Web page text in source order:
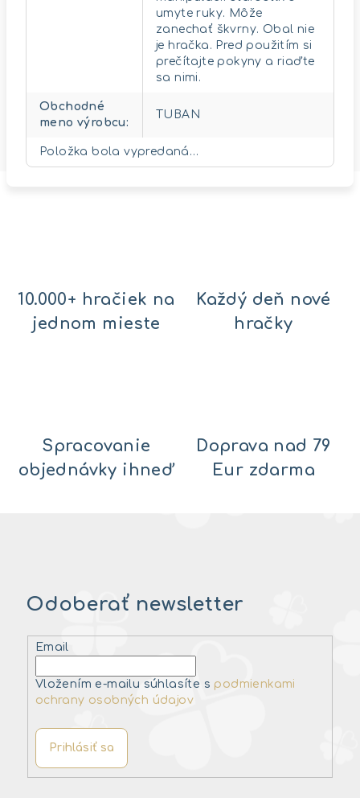
umyte ruky. Môže
zanechať škvrny. Obal nie
je hračka. Pred použitím si
prečítajte pokyny a riaďte
sa nimi.
Obchodné
meno výrobcu:
TUBAN
Položka bola vypredaná…
10.000+ hračiek na
jednom mieste
Každý deň nové
hračky
Spracovanie
objednávky ihneď
Doprava nad 79
Eur zdarma
Odoberať newsletter
Email
Vložením e-mailu súhlasíte s podmienkami
ochrany osobných údajov
Prihlásiť sa